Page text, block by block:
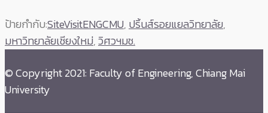
ป้ายกำกับ:SiteVisitENGCMU, ปริ้นส์รอยแยลวิทยาลัย,
มหาวิทยาลัยเชียงใหม่,วิศวฯมช.
© Copyright 2021: Faculty of Engineering, Chiang Mai
University